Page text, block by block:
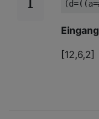
Eingang
[12,6,2]